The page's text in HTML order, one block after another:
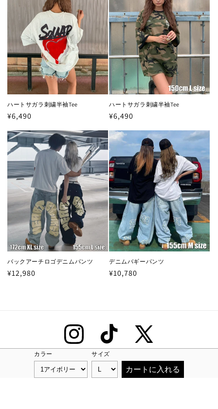
ハートサガラ刺繍半袖Tee
通
価
格
¥6,490
ハートサガラ刺繍半袖Tee
通
価
格
¥6,490
バックアーチロゴデニムパンツ
通
¥12,980
デニムバギーパンツ
通
¥10,780
Instagram TikTok
X
(Twitter)
REGIEVO Powered by Shopify プライバシーポリシー 連絡先情報
カラー サイズ
カートに入れる